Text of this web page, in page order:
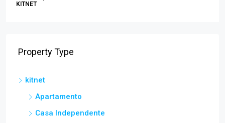
KITNET
Property Type
kitnet
Apartamento
Casa Independente